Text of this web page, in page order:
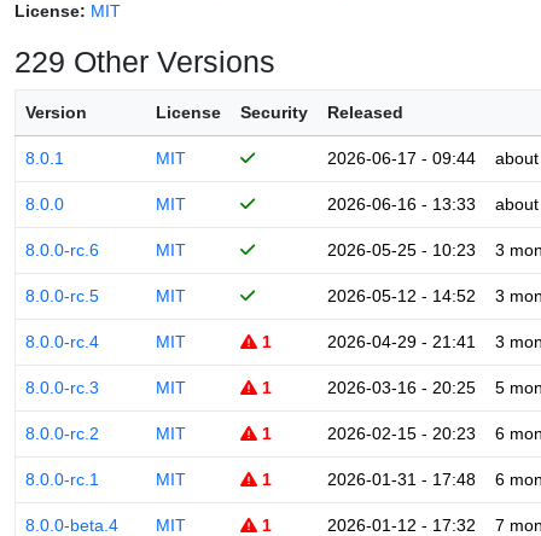
License: MIT
229 Other Versions
Version License Security Released
8.0.1 MIT 2026-06-17 - 09:44
8.0.0 MIT 2026-06-16 - 13:33
8.0.0-rc.6 MIT 2026-05-25 - 10:23 3
8.0.0-rc.5 MIT 2026-05-12 - 14:52 3
8.0.0-rc.4 MIT 1 2026-04-29 - 21:41 3
8.0.0-rc.3 MIT 1 2026-03-16 - 20:25 5
8.0.0-rc.2 MIT 1 2026-02-15 - 20:23 6
8.0.0-rc.1 MIT 1 2026-01-31 - 17:48 6
8.0.0-beta.4 MIT 1 2026-01-12 - 17:32 7